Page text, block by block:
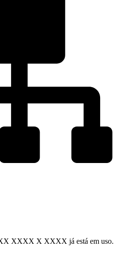
XXXX X XXXX já está em uso.